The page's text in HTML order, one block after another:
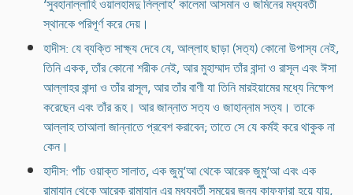
স্থানকে পরিপূর্ণ করে দেয়।
হাদীস: যে ব্যক্তি সাক্ষ্য দেবে যে, আল্লাহ ছাড়া (সত্য) কোনো উপাস্য নেই,
তিনি একক, তাঁর কোনো শরীক নেই, আর মুহাম্মাদ তাঁর বান্দা ও রাসূল এবং ঈসা
আল্লাহর বান্দা ও তাঁর রাসূল, আর তাঁর বাণী যা তিনি মারইয়ামের মধ্যে নিক্ষেপ
করেছেন এবং তাঁর রূহ। আর জান্নাত সত্য ও জাহান্নাম সত্য। তাকে
আল্লাহ তাআলা জান্নাতে প্রবেশ করাবেন; তাতে সে যে কর্মই করে থাকুক না
কেন।
হাদীস: পাঁচ ওয়াক্ত সালাত, এক জুমু‘আ থেকে আরেক জুমু‘আ এবং এক